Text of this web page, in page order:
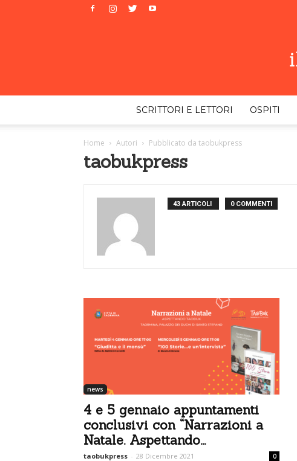
SCRITTORI E LETTORI OSPITI
Home Autori Pubblicato da taobukpress
taobukpress
43 ARTICOLI 0 COMMENTI
news
4 e 5 gennaio appuntamenti
conclusivi con “Narrazioni a
Natale. Aspettando...
taobukpress - 28 Dicembre 2021 0